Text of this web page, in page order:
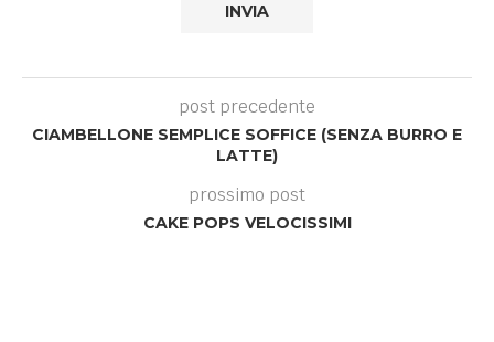
post precedente
CIAMBELLONE SEMPLICE SOFFICE (SENZA BURRO E
LATTE)
prossimo post
CAKE POPS VELOCISSIMI